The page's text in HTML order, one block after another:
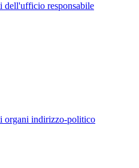
dell'ufficio responsabile
organi indirizzo-politico